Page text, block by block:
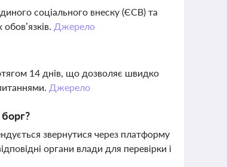
соціального внеску (ЄСВ) та
Джерело
14 днів, що дозволяє швидко
Джерело
звернутися через платформу
органи влади для перевірки і